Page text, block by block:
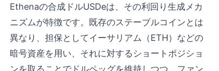
Ethenaの合成ドルUSDeは、その利回り生成メカ
ニズムが特徴です。既存のステーブルコインとは
異なり、担保としてイーサリアム（ETH）などの
暗号資産を用い、それに対するショートポジショ
ンを取ることでドルペッグを維持しつつ、ファン